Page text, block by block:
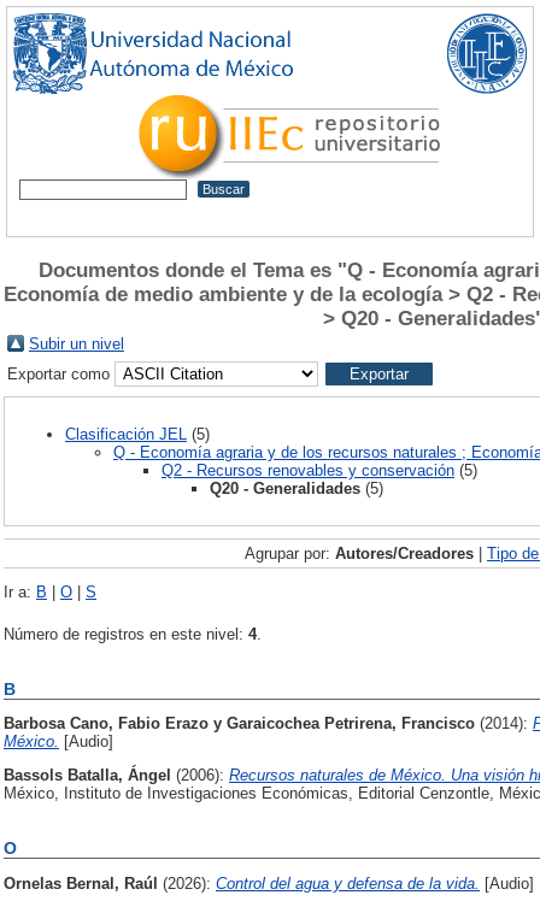
Documentos donde el Tema es "Q - Economía
Economía de medio ambiente y de la ecología > Q2 -
> Q20 -
Subir un nivel
Exportar como
Clasificación JEL
(5)
Q - Economía agraria y de los recursos naturales ;
Q2 - Recursos renovables y conservación (5)
Q20 - Generalidades (5)
Agrupar por: Autores/Creadores | Tipo
Ir a: B | O | S
Número de registros en este nivel: 4.
B
Barbosa Cano, Fabio Erazo y Garaicochea Petrirena, Francisco (2014):
México. [Audio]
Bassols Batalla, Ángel (2006): Recursos naturales de México. Una visión
México, Instituto de Investigaciones Económicas, Editorial Cenzontle,
O
Ornelas Bernal, Raúl (2026): Control del agua y defensa de la vida. [Audio]